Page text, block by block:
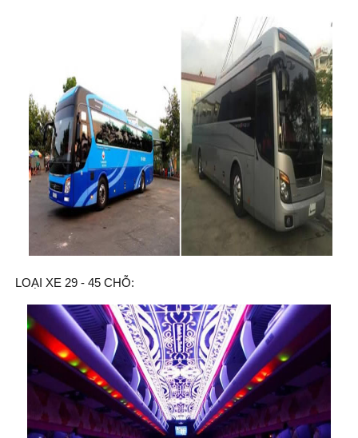
LOẠI XE 29 - 45 CHỖ: